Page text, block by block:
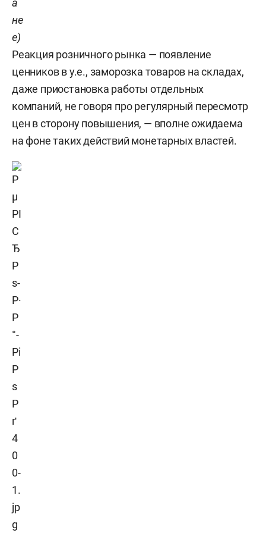
а
не
е)
Реакция розничного рынка — появление
ценников в у.е., заморозка товаров на складах,
даже приостановка работы отдельных
компаний, не говоря про регулярный пересмотр
цен в сторону повышения, — вполне ожидаема
на фоне таких действий монетарных властей.